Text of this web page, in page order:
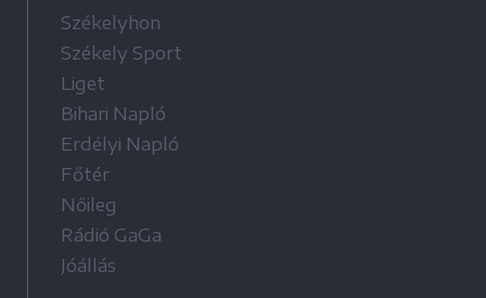
Székelyhon
Székely Sport
Liget
Bihari Napló
Erdélyi Napló
Főtér
Nőileg
Rádió GaGa
Jóállás